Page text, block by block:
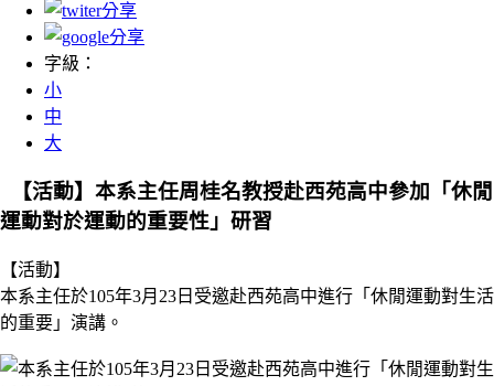
字級：
小
中
大
【活動】本系主任周桂名教授赴西苑高中參加「休閒
運動對於運動的重要性」研習
【活動】
本系主任於105年3月23日受邀赴西苑高中進行「休閒運動對生活
的重要」演講。